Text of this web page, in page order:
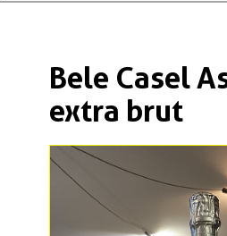
Bele Casel
extra brut